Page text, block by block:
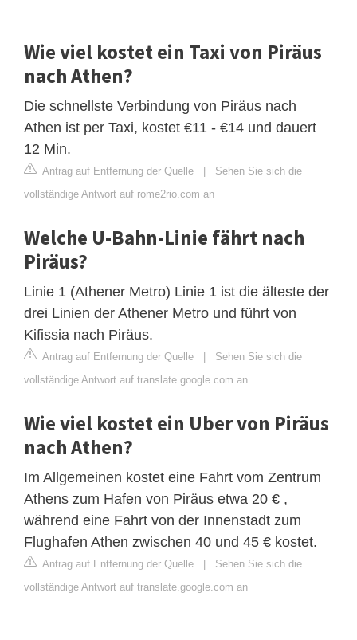
Wie viel kostet ein Taxi von Piräus
nach Athen?
Die schnellste Verbindung von Piräus nach
Athen ist per Taxi, kostet €11 - €14 und dauert
12 Min.
Antrag auf Entfernung der Quelle | Sehen Sie sich die
vollständige Antwort auf rome2rio.com an
Welche U-Bahn-Linie fährt nach
Piräus?
Linie 1 (Athener Metro) Linie 1 ist die älteste der
drei Linien der Athener Metro und führt von
Kifissia nach Piräus.
Antrag auf Entfernung der Quelle | Sehen Sie sich die
vollständige Antwort auf translate.google.com an
Wie viel kostet ein Uber von Piräus
nach Athen?
Im Allgemeinen kostet eine Fahrt vom Zentrum
Athens zum Hafen von Piräus etwa 20 € ,
während eine Fahrt von der Innenstadt zum
Flughafen Athen zwischen 40 und 45 € kostet.
Antrag auf Entfernung der Quelle | Sehen Sie sich die
vollständige Antwort auf translate.google.com an